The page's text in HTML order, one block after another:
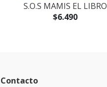
S.O.S MAMIS EL LIBRO
$6.490
Contacto